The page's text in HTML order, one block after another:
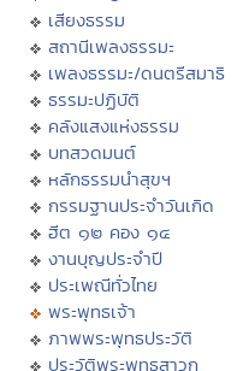
เสียงธรรม
สถานีเพลงธรรมะ
เพลงธรรมะ/ดนตรีสมาธิ
ธรรมะปฏิบัติ
คลังแสงแห่งธรรม
บทสวดมนต์
หลักธรรมนำสุขฯ
กรรมฐานประจำวันเกิด
ฮีต ๑๒ คอง ๑๔
งานบุญประจำปี
ประเพณีทั่วไทย
พระพุทธเจ้า
ภาพพระพุทธประวัติ
ประวัติพระพุทธสาวก